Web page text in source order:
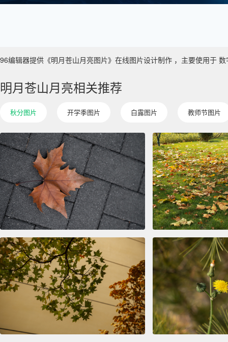
96编辑器提供《明月苍山月亮图片》在线图片设计制作 ，主要使用于
明月苍山月亮相关推荐
秋分图片 开学季图片 白露图片 教师节图片